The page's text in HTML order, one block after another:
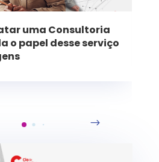
uma Consultoria
o papel desse serviço